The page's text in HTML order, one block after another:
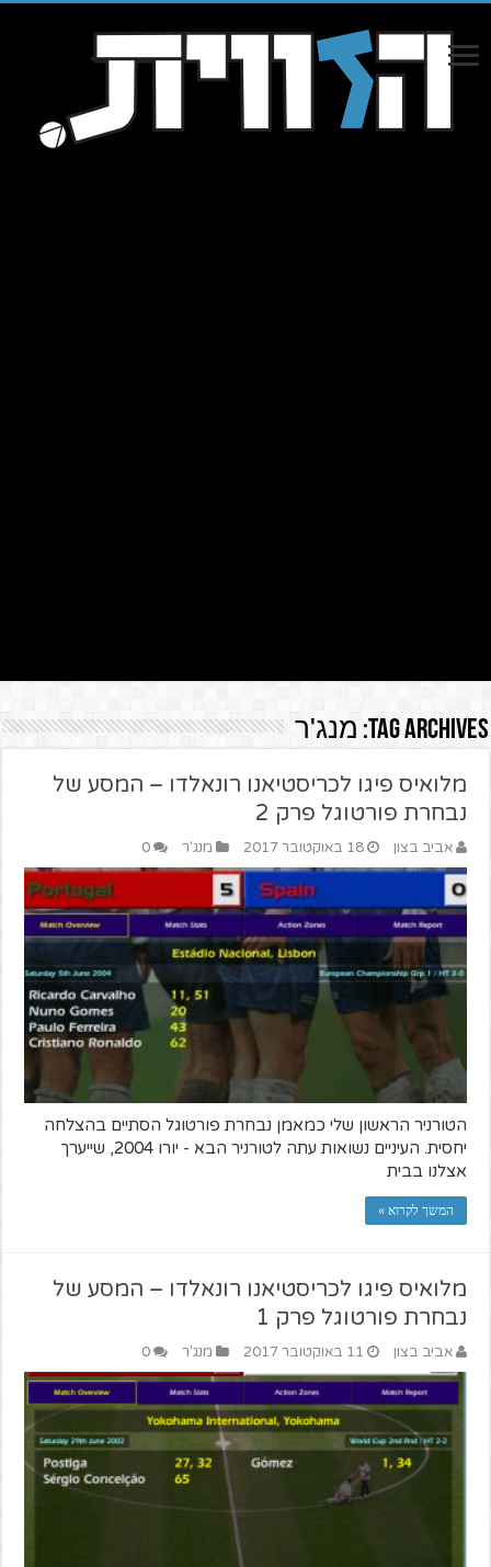
Tag Archives: מנג'ר
מלואיס פיגו לכריסטיאנו רונאלדו – המסע של
נבחרת פורטוגל פרק 2
אביב בצון 18 באוקטובר 2017 מנג'ר 0
הטורניר הראשון שלי כמאמן נבחרת פורטוגל הסתיים בהצלחה
יחסית. העיניים נשואות עתה לטורניר הבא - יורו 2004, שייערך
אצלנו בבית
המשך לקרוא »
מלואיס פיגו לכריסטיאנו רונאלדו – המסע של
נבחרת פורטוגל פרק 1
אביב בצון 11 באוקטובר 2017 מנג'ר 0